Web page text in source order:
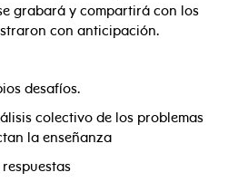
grabará y compartirá con los
con anticipación.
desafíos.
colectivo de los problemas
la enseñanza